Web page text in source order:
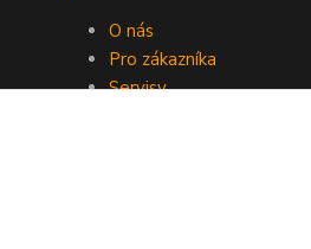
O nás
Pro zákazníka
Servisy